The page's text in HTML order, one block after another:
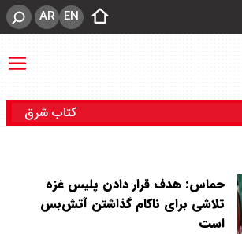
EN
AR
کتاب شرق
حماس: هدف قرار دادن پلیس غزه
تلاشی برای ناکام گذاشتن آتش‌بس
است